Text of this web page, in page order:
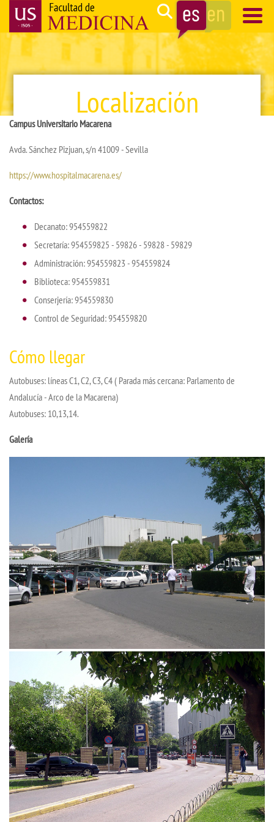
Pasar
contenido
principal
Search
Navegación
principal
Localización
Campus Universitario Macarena
Avda. Sánchez Pizjuan, s/n 41009 - Sevilla
https://www.hospitalmacarena.es/
Contactos:
Decanato: 954559822
Secretaría: 954559825 - 59826 - 59828 - 59829
Administración: 954559823 - 954559824
Biblioteca: 954559831
Conserjería: 954559830
Control de Seguridad: 954559820
Cómo llegar
Autobuses: líneas C1, C2, C3, C4 ( Parada más cercana: Parlamento de
Andalucía - Arco de la Macarena)
Autobuses: 10,13,14.
Galería